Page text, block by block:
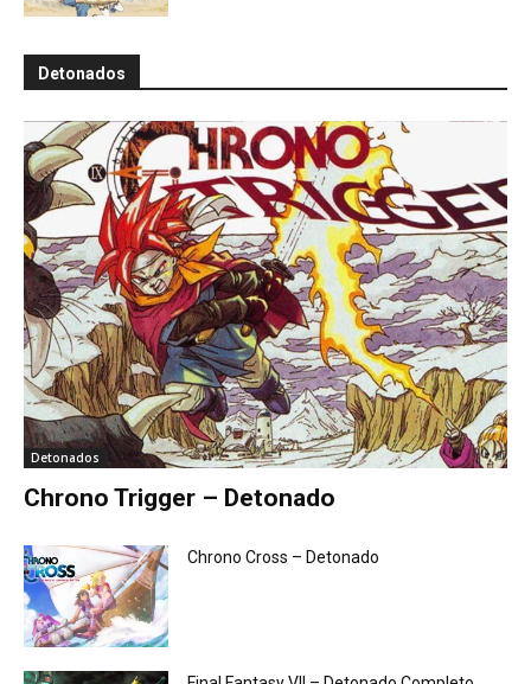
Detonados
Detonados
Chrono Trigger – Detonado
Chrono Cross – Detonado